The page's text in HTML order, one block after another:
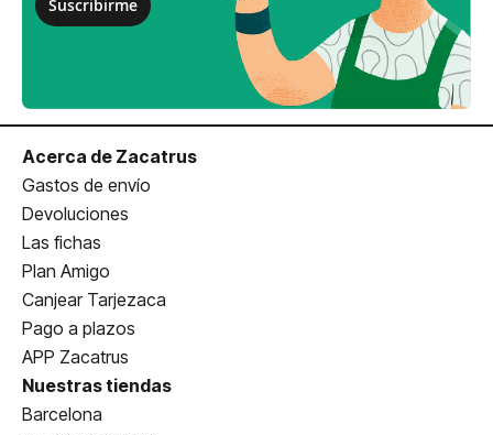
Suscribirme
Acerca de Zacatrus
Gastos de envío
Devoluciones
Las fichas
Plan Amigo
Canjear Tarjezaca
Pago a plazos
APP Zacatrus
Nuestras tiendas
Barcelona